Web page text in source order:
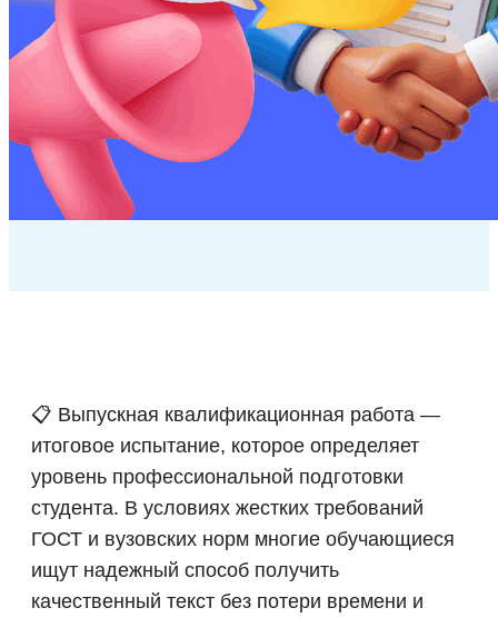
📋 Выпускная квалификационная работа —
итоговое испытание, которое определяет
уровень профессиональной подготовки
студента. В условиях жестких требований
ГОСТ и вузовских норм многие обучающиеся
ищут надежный способ получить
качественный текст без потери времени и